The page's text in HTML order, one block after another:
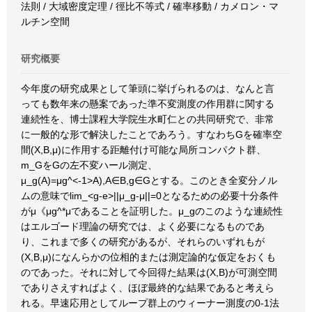
法則 / 大域密度定理 / 徑比不等式 / 確率移動 / カメロン・マ
ルチン空間
研究概要
今年度の研究成果として筆頭に挙げられるのは、なんと言
っても数年来の懸案であった準不変測度の作用群に関する
連続性を、博士課程大学院生水町仁との共同研究で、非常
に一般的な形で解決したことであろう。すなわちGを確率空
間(X,B,μ)に作用する距離付け可能な局所コンパクト群、
m_GをGの左不変ハール測定、
μ_g(A)=μg^<-1>A),A∈B,g∈Gとする。このとき全変分ノル
ムの意味でlim_<g-e>||μ_g-μ||=0となるための必要十分条件
がμ《μg^*μであることを証明した。μ_gのこのような連続性
はエルゴード理論の研究では、よく必要になるものであ
り、これまで多くの研究があるが、それらのいずれもが
(X,B,μ)になんらかの位相的または測定論的な仮定をおくも
のであった。それに対して今回得た結果は(X,B)が可測空間
でありさえすればよく、ほぼ最終的な結果であると考えら
れる。早速応用としてループ群上のウィーナー測度の0-1法